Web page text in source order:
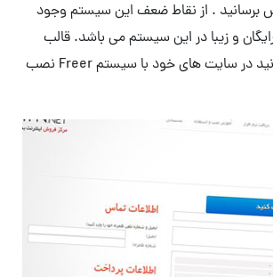
برسانید . از نقاط ضعف این سیستم وجود
و زیبا در این سیستم می باشد. قالب
زیبای Jet را می توانید در سایت های خود با سیستم Freer نصب